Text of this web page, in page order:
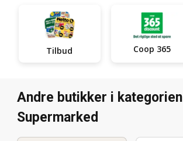
Tilbud Coop 365
Andre butikker i kategorien
Supermarked